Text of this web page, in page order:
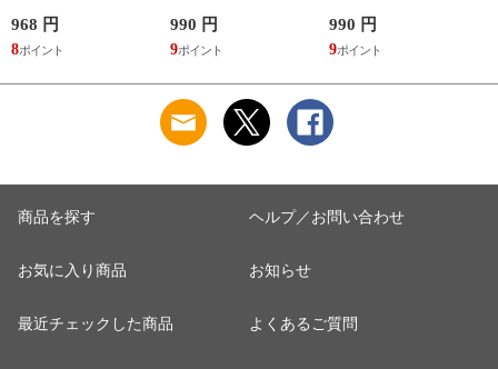
本製 抗菌防臭
968 円
8
スタンダード ノーマ
ルショーツ ML
Wacoal
990 円
9
スタンダード ノーマ
ルショーツ ML
Wacoal
990 円
9
商品を探す
お気に入り商品
最近チェックした商品
ヘルプ／お問い合わせ
お知らせ
よくあるご質問